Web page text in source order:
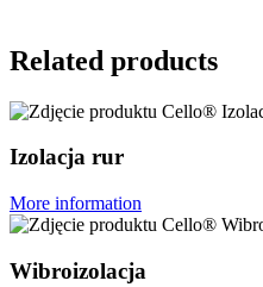
Related products
Izolacja rur
More information
Wibroizolacja